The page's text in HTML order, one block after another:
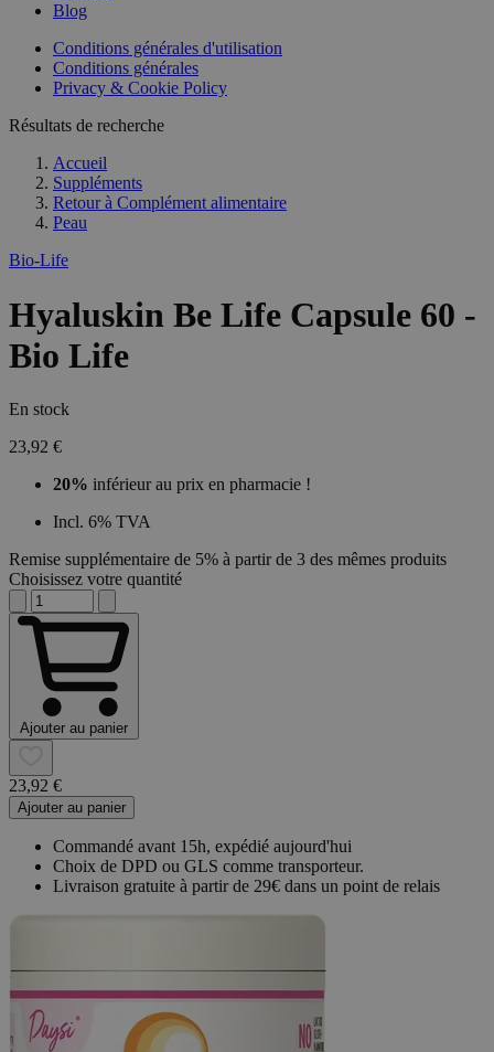
Blog
Conditions générales d'utilisation
Conditions générales
Privacy & Cookie Policy
Résultats de recherche
Accueil
Suppléments
Retour à Complément alimentaire
Peau
Bio-Life
Hyaluskin Be Life Capsule 60 -
Bio Life
En stock
23,92 €
20% inférieur au prix en pharmacie !
Incl. 6% TVA
Remise supplémentaire de 5% à partir de 3 des mêmes produits
Choisissez votre quantité
Ajouter au panier
23,92 €
Ajouter au panier
Commandé avant 15h, expédié aujourd'hui
Choix de DPD ou GLS comme transporteur.
Livraison gratuite à partir de 29€ dans un point de relais